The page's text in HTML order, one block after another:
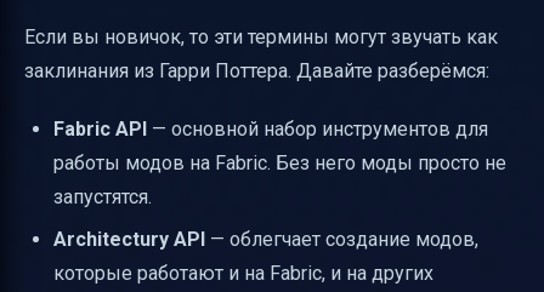
Если вы новичок, то эти термины могут звучать как
заклинания из Гарри Поттера. Давайте разберёмся:
Fabric API — основной набор инструментов для
работы модов на Fabric. Без него моды просто не
запустятся.
Architectury API — облегчает создание модов,
которые работают и на Fabric, и на других